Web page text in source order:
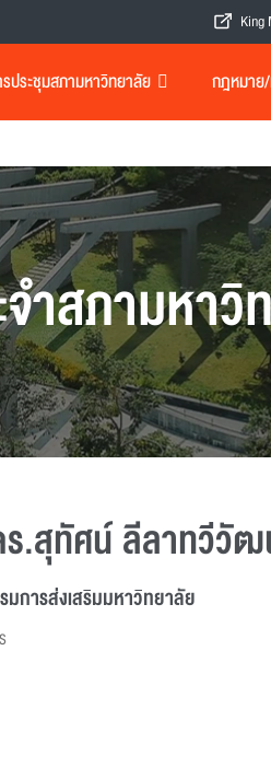
King
ประชุมสภามหาวิทยาลัย กฎหมาย/
ำสภามหา
.สุทัศน์ ลีลาทวีวัฒ
การส่งเสริมมหาวิทยาลัย